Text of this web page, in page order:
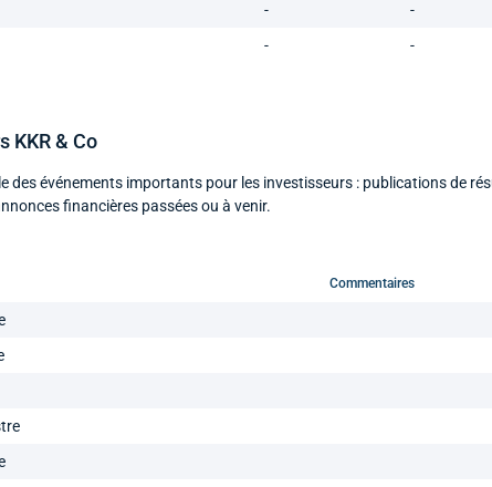
- -
- -
KKR & Co
des événements importants pour les investisseurs : publications de
financières passées ou à venir.
Commentaires